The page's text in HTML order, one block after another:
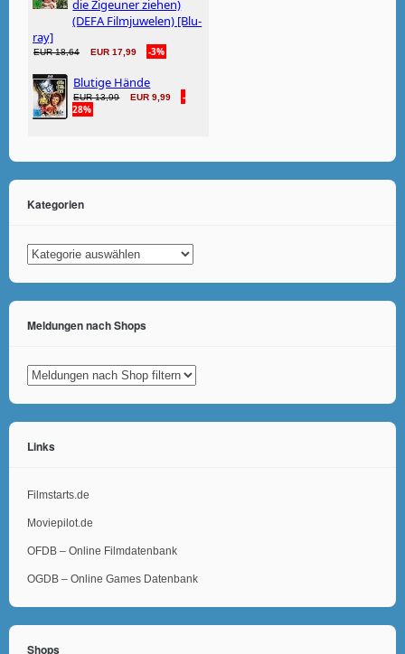
Kategorien
Kategorien
Meldungen nach Shops
Links
Filmstarts.de
Moviepilot.de
OFDB – Online Filmdatenbank
OGDB – Online Games Datenbank
Shops